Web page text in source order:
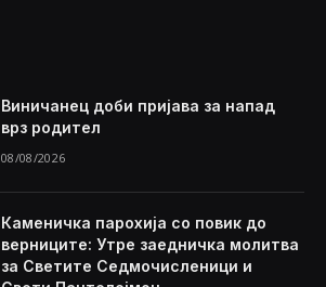
Виничанец доби пријава за напад
врз родител
08/08/2026
Каменичка парохија со повик до
верниците: Утре заедничка молитва
за Светите Седмочисленици и